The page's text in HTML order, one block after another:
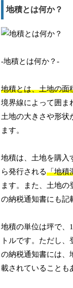
地積とは何か？
-地積とは何か？-
地積とは、土地の面
境界線によって囲ま
土地の大きさや形状
ます。
地積は、土地を購入
ら発行される「地積
ます。また、土地
の納税通知書にも記
地積の単位は坪で、
トルです。ただし
の納税通知書には、
載されていることも